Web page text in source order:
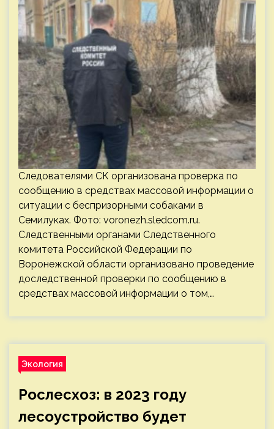
Следователями СК организована проверка по
сообщению в средствах массовой информации о
ситуации с беспризорными собаками в
Семилуках. Фото: voronezh.sledcom.ru.
Следственными органами Следственного
комитета Российской Федерации по
Воронежской области организовано проведение
доследственной проверки по сообщению в
средствах массовой информации о том,…
Экология
Рослесхоз: в 2023 году
лесоустройство будет